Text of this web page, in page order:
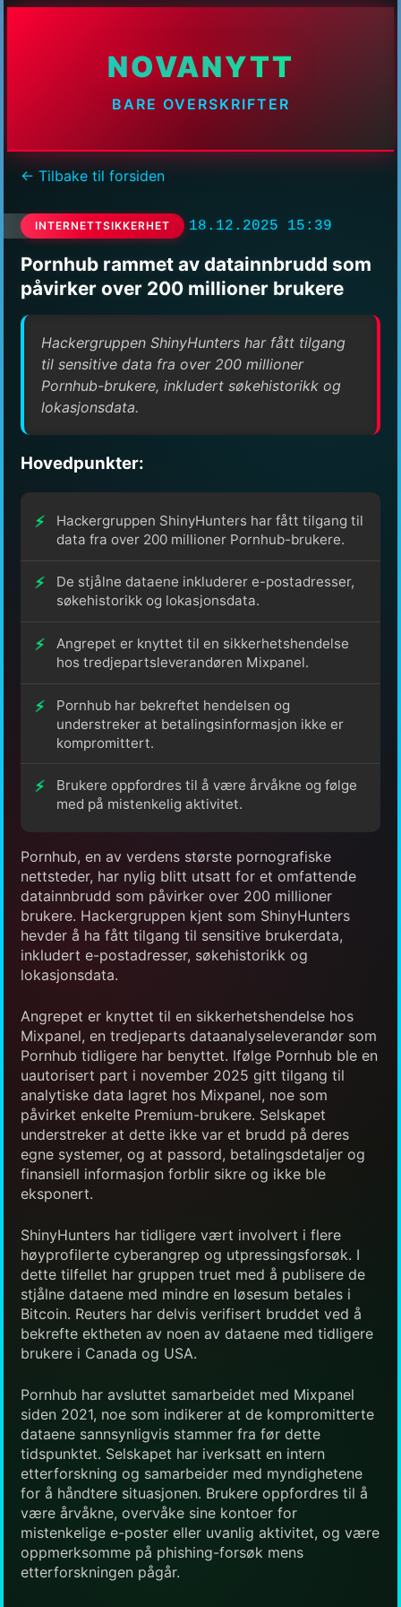
NOVANYTT
BARE OVERSKRIFTER
← Tilbake til forsiden
INTERNETTSIKKERHET 18.12.2025 15:39
Pornhub rammet av datainnbrudd som
påvirker over 200 millioner brukere
Hackergruppen ShinyHunters har fått tilgang
til sensitive data fra over 200 millioner
Pornhub-brukere, inkludert søkehistorikk og
lokasjonsdata.
Hovedpunkter:
Hackergruppen ShinyHunters har fått tilgang til
data fra over 200 millioner Pornhub-brukere.
De stjålne dataene inkluderer e-postadresser,
søkehistorikk og lokasjonsdata.
Angrepet er knyttet til en sikkerhetshendelse
hos tredjepartsleverandøren Mixpanel.
Pornhub har bekreftet hendelsen og
understreker at betalingsinformasjon ikke er
kompromittert.
Brukere oppfordres til å være årvåkne og følge
med på mistenkelig aktivitet.
Pornhub, en av verdens største pornografiske
nettsteder, har nylig blitt utsatt for et omfattende
datainnbrudd som påvirker over 200 millioner
brukere. Hackergruppen kjent som ShinyHunters
hevder å ha fått tilgang til sensitive brukerdata,
inkludert e-postadresser, søkehistorikk og
lokasjonsdata.
Angrepet er knyttet til en sikkerhetshendelse hos
Mixpanel, en tredjeparts dataanalyseleverandør som
Pornhub tidligere har benyttet. Ifølge Pornhub ble en
uautorisert part i november 2025 gitt tilgang til
analytiske data lagret hos Mixpanel, noe som
påvirket enkelte Premium-brukere. Selskapet
understreker at dette ikke var et brudd på deres
egne systemer, og at passord, betalingsdetaljer og
finansiell informasjon forblir sikre og ikke ble
eksponert.
ShinyHunters har tidligere vært involvert i flere
høyprofilerte cyberangrep og utpressingsforsøk. I
dette tilfellet har gruppen truet med å publisere de
stjålne dataene med mindre en løsesum betales i
Bitcoin. Reuters har delvis verifisert bruddet ved å
bekrefte ektheten av noen av dataene med tidligere
brukere i Canada og USA.
Pornhub har avsluttet samarbeidet med Mixpanel
siden 2021, noe som indikerer at de kompromitterte
dataene sannsynligvis stammer fra før dette
tidspunktet. Selskapet har iverksatt en intern
etterforskning og samarbeider med myndighetene
for å håndtere situasjonen. Brukere oppfordres til å
være årvåkne, overvåke sine kontoer for
mistenkelige e-poster eller uvanlig aktivitet, og være
oppmerksomme på phishing-forsøk mens
etterforskningen pågår.